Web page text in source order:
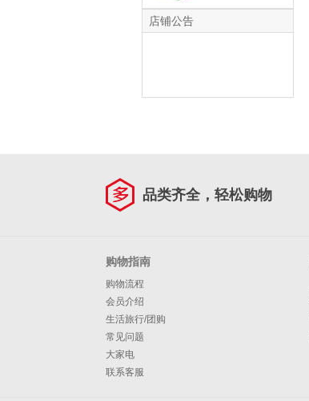
店铺公告
品类齐全，轻松购物
购物指南
购物流程
会员介绍
生活旅行/团购
常见问题
大家电
联系客服